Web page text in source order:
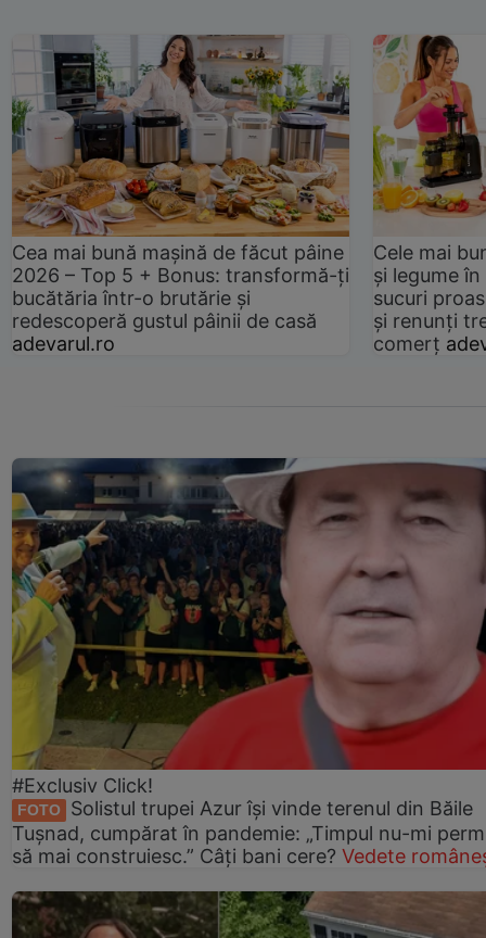
Cea mai bună mașină de făcut pâine
2026 – Top 5 + Bonus: transformă-ți
bucătăria într-o brutărie și
redescoperă gustul pâinii de casă
adevarul.ro
Cele mai
și legume
sucuri
și renunți
comerț
#Exclusiv Click!
FOTO
Solistul trupei Azur își vinde terenul din Băile
Tușnad, cumpărat în pandemie: „Timpul nu-mi
să mai construiesc.” Câți bani cere? Vedete